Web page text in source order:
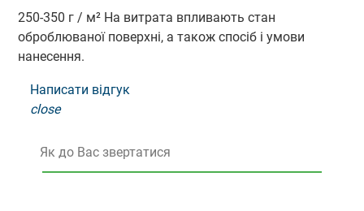
250-350 г / м² На витрата впливають стан
оброблюваної поверхні, а також спосіб і умови
нанесення.
Написати відгук
close
Як до Вас звертатися